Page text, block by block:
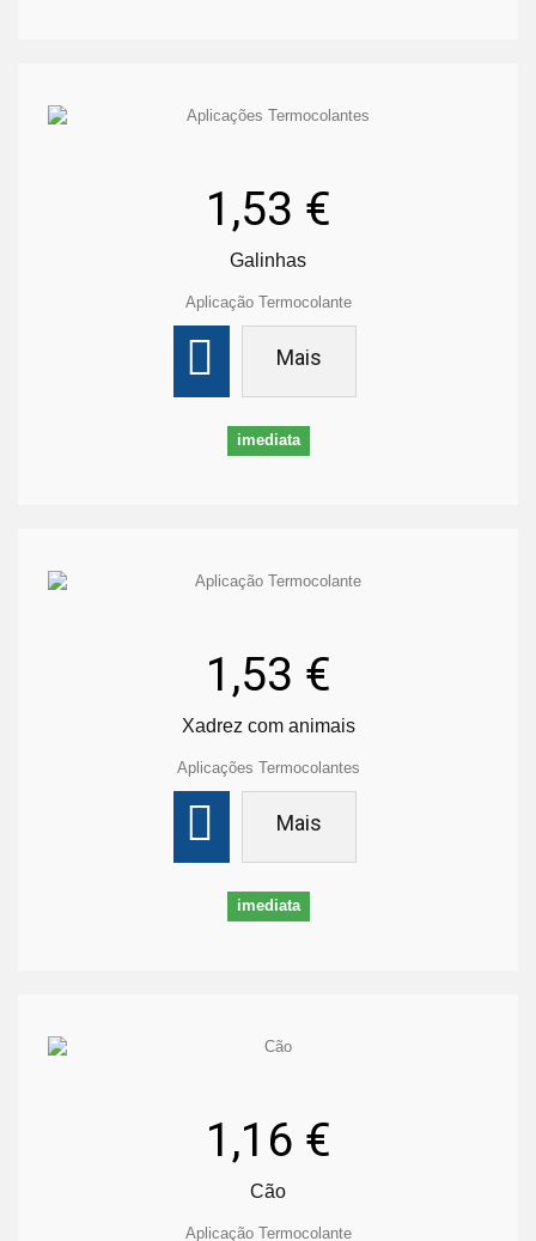
1,53 €
Galinhas
Aplicação Termocolante
Mais
imediata
1,53 €
Xadrez com animais
Aplicações Termocolantes
Mais
imediata
1,16 €
Cão
Aplicação Termocolante